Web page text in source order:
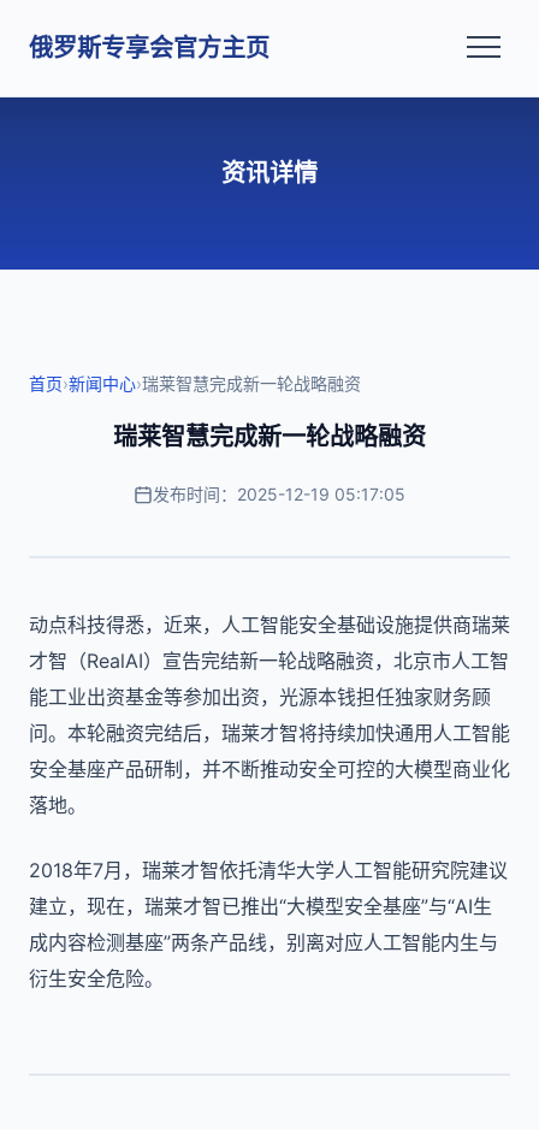
俄罗斯专享会官方主页
资讯详情
首页›新闻中心›瑞莱智慧完成新一轮战略融资
瑞莱智慧完成新一轮战略融资
发布时间：2025-12-19 05:17:05
动点科技得悉，近来，人工智能安全基础设施提供商瑞莱
才智（RealAI）宣告完结新一轮战略融资，北京市人工智
能工业出资基金等参加出资，光源本钱担任独家财务顾
问。本轮融资完结后，瑞莱才智将持续加快通用人工智能
安全基座产品研制，并不断推动安全可控的大模型商业化
落地。
2018年7月，瑞莱才智依托清华大学人工智能研究院建议
建立，现在，瑞莱才智已推出“大模型安全基座”与“AI生
成内容检测基座”两条产品线，别离对应人工智能内生与
衍生安全危险。